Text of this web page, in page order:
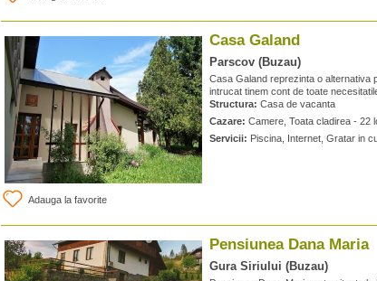
Adauga la favorite
Casa Galand
Parscov (Buzau)
Casa Galand reprezinta o alternativa
intrucat tinem cont de toate
Structura: Casa de vacanta
Cazare: Camere, Toata cladirea - 22
Servicii: Piscina, Internet, Gratar in
Pensiunea Dana Maria
Gura Siriului (Buzau)